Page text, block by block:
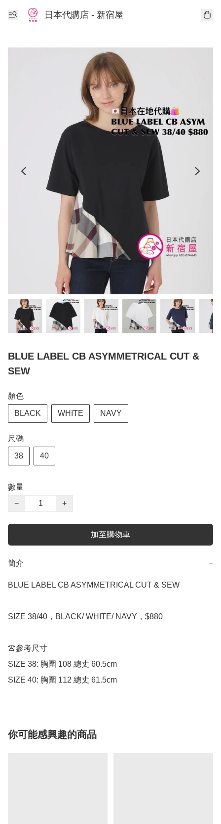
日本代購店 - 新宿屋
BLUE LABEL CB ASYMMETRICAL CUT &
SEW
顏色
BLACK WHITE NAVY
尺碼
38 40
數量
−
+
加至購物車
簡介 −
BLUE LABEL CB ASYMMETRICAL CUT & SEW
SIZE 38/40，BLACK/ WHITE/ NAVY，$880
👚參考尺寸
SIZE 38: 胸圍 108 總丈 60.5cm
SIZE 40: 胸圍 112 總丈 61.5cm
你可能感興趣的商品